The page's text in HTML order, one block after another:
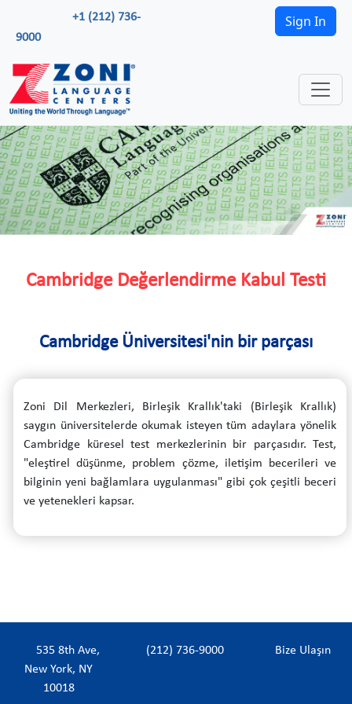
+1 (212) 736-
9000
Sign In
Cambridge Değerlendirme Kabul Testi
Cambridge Üniversitesi'nin bir parçası
Zoni Dil Merkezleri, Birleşik Krallık'taki (Birleşik Krallık)
saygın üniversitelerde okumak isteyen tüm adaylara yönelik
Cambridge küresel test merkezlerinin bir parçasıdır. Test,
"eleştirel düşünme, problem çözme, iletişim becerileri ve
bilginin yeni bağlamlara uygulanması" gibi çok çeşitli beceri
ve yetenekleri kapsar.
535 8th Ave,
New York, NY
10018
(212) 736-9000 Bize Ulaşın